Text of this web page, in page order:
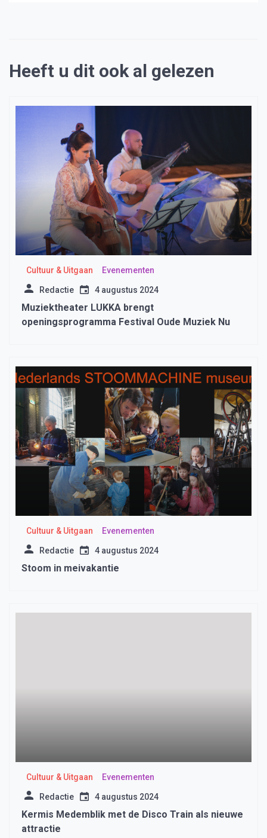
Heeft u dit ook al gelezen
Cultuur & Uitgaan Evenementen
Redactie 4 augustus 2024
Muziektheater LUKKA brengt
openingsprogramma Festival Oude Muziek Nu
Cultuur & Uitgaan Evenementen
Redactie 4 augustus 2024
Stoom in meivakantie
Cultuur & Uitgaan Evenementen
Redactie 4 augustus 2024
Kermis Medemblik met de Disco Train als nieuwe
attractie